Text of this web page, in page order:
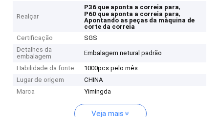
Realçar
P36 que aponta a correia para,
P60 que aponta a correia para,
Apontando as peças da máquina de
corte da correia
Certificação
SGS
Detalhes da
embalagem
Embalagem netural padrão
Habilidade da fonte
1000pcs pelo mês
Lugar de origem
CHINA
Marca
Yimingda
Veja mais